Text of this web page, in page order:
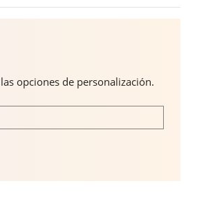
opciones de personalización.